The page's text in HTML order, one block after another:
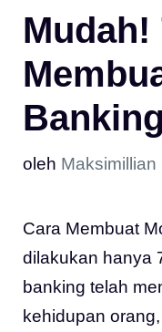
Mudah!
oleh Maksimillian
Cara Membuat
dilakukan hanya
banking telah
kehidupan